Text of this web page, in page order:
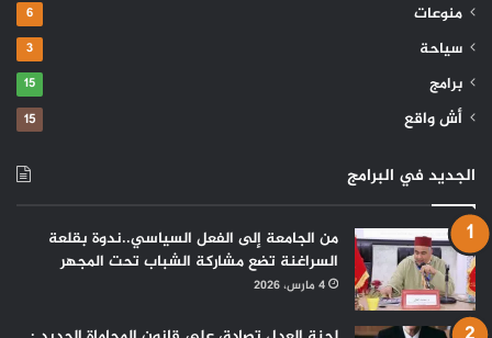
منوعات 6
سياحة 3
برامج 15
أش واقع 15
الجديد في البرامج
من الجامعة إلى الفعل السياسي..ندوة بقلعة
السراغنة تضع مشاركة الشباب تحت المجهر
4 مارس، 2026